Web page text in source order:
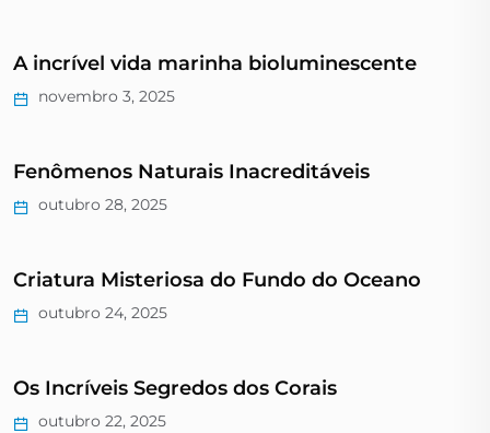
A incrível vida marinha bioluminescente
novembro 3, 2025
Fenômenos Naturais Inacreditáveis
outubro 28, 2025
Criatura Misteriosa do Fundo do Oceano
outubro 24, 2025
Os Incríveis Segredos dos Corais
outubro 22, 2025